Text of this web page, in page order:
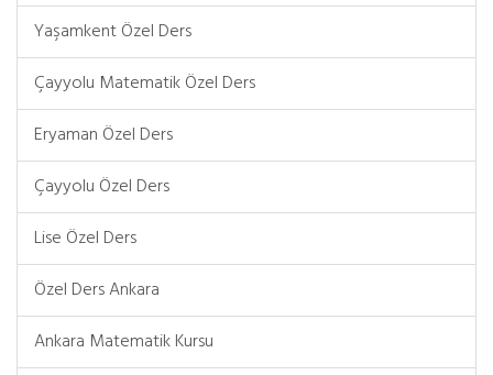
Yaşamkent Özel Ders
Çayyolu Matematik Özel Ders
Eryaman Özel Ders
Çayyolu Özel Ders
Lise Özel Ders
Özel Ders Ankara
Ankara Matematik Kursu